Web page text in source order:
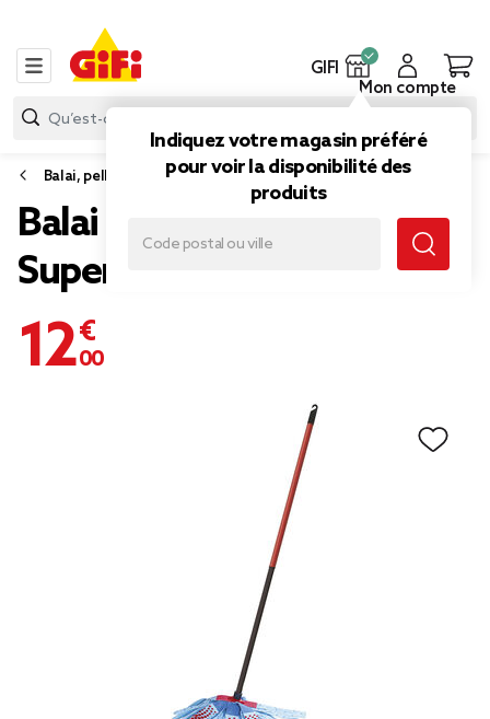
GIFI
Indiquez votre magasin préféré
pour voir la disponibilité des
produits
Mon compte
Balai, pelle et balayette
Balai espagnol microfibre
SuperMocio Vileda
12,00 €